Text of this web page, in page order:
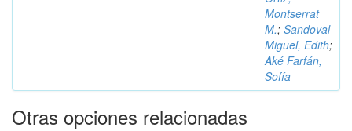
Montserrat
M.; Sandoval
Miguel, Edith;
Aké Farfán,
Sofía
Otras opciones relacionadas